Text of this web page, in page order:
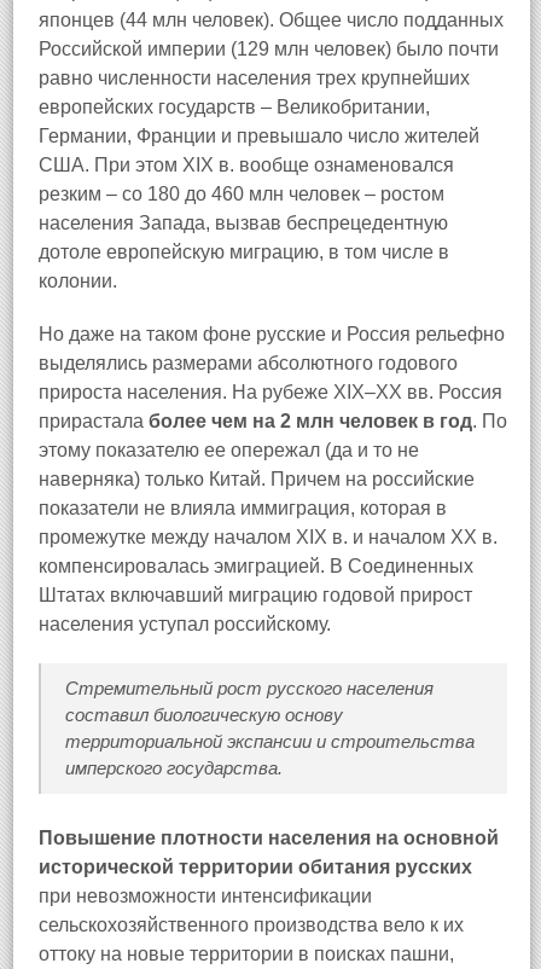
японцев (44 млн человек). Общее число подданных
Российской империи (129 млн человек) было почти
равно численности населения трех крупнейших
европейских государств – Великобритании,
Германии, Франции и превышало число жителей
США. При этом XIX в. вообще ознаменовался
резким – со 180 до 460 млн человек – ростом
населения Запада, вызвав беспрецедентную
дотоле европейскую миграцию, в том числе в
колонии.
Но даже на таком фоне русские и Россия рельефно
выделялись размерами абсолютного годового
прироста населения. На рубеже XIX–XX вв. Россия
прирастала более чем на 2 млн человек в год. По
этому показателю ее опережал (да и то не
наверняка) только Китай. Причем на российские
показатели не влияла иммиграция, которая в
промежутке между началом XIX в. и началом XX в.
компенсировалась эмиграцией. В Соединенных
Штатах включавший миграцию годовой прирост
населения уступал российскому.
Стремительный рост русского населения
составил биологическую основу
территориальной экспансии и строительства
имперского государства.
Повышение плотности населения на основной
исторической территории обитания русских
при невозможности интенсификации
сельскохозяйственного производства вело к их
оттоку на новые территории в поисках пашни,